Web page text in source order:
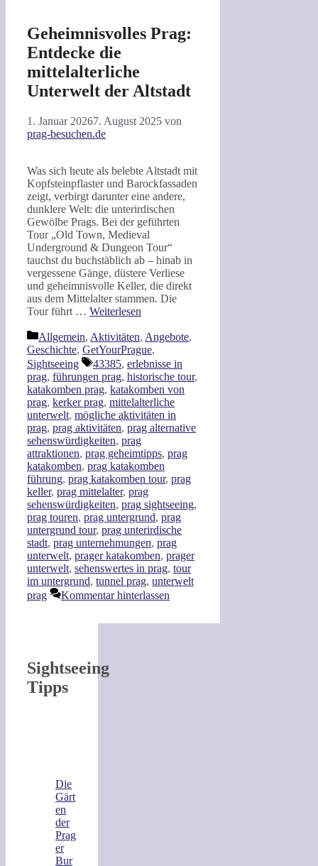
Geheimnisvolles Prag:
Entdecke die
mittelalterliche
Unterwelt der Altstadt
1. Januar 20267. August 2025 von
prag-besuchen.de
Was sich heute als belebte Altstadt mit
Kopfsteinpflaster und Barockfassaden
zeigt, verbirgt darunter eine andere,
dunklere Welt: die unterirdischen
Gewölbe Prags. Bei der geführten
Tour „Old Town, Medieval
Underground & Dungeon Tour“
tauchst du buchstäblich ab – hinab in
vergessene Gänge, düstere Verliese
und geheimnisvolle Keller, die direkt
aus dem Mittelalter stammen. Die
Tour führt … Weiterlesen
Kategorien
Allgemein, Aktivitäten, Angebote,
Geschichte, GetYourPrague,
Sightseeing
Schlagwörter
43385, erlebnisse in
prag, führungen prag, historische tour,
katakomben prag, katakomben von
prag, kerker prag, mittelalterliche
unterwelt, mögliche aktivitäten in
prag, prag aktivitäten, prag alternative
sehenswürdigkeiten, prag
attraktionen, prag geheimtipps, prag
katakomben, prag katakomben
führung, prag katakomben tour, prag
keller, prag mittelalter, prag
sehenswürdigkeiten, prag sightseeing,
prag touren, prag untergrund, prag
untergrund tour, prag unterirdische
stadt, prag unternehmungen, prag
unterwelt, prager katakomben, prager
unterwelt, sehenswertes in prag, tour
im untergrund, tunnel prag, unterwelt
prag
Kommentar hinterlassen
Sightseeing
Tipps
Die
Gärt
en
der
Prag
er
Bur